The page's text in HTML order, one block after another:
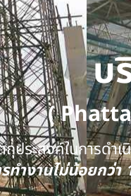
บ
(
ถุประสงค์ในการด
ทำงานไม่น้อยก